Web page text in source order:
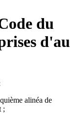
du
d'au
alinéa de
;